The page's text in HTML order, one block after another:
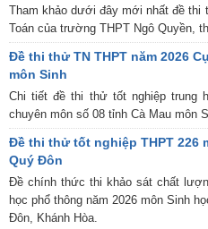
Tham khảo dưới đây mới nhất đề thi
Toán của trường THPT Ngô Quyền,
Đề thi thử TN THPT năm 2026
môn Sinh
Chi tiết đề thi thử tốt nghiệp trung
chuyên môn số 08 tỉnh Cà Mau môn
Đề thi thử tốt nghiệp THPT 226
Quý Đôn
Đề chính thức thi khảo sát chất
học phổ thông năm 2026 môn Sinh
Đôn, Khánh Hòa.